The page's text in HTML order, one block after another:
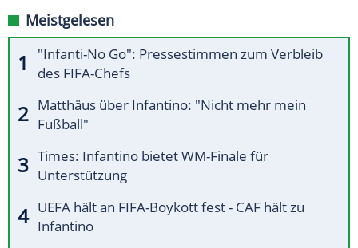
Meistgelesen
"Infanti-No Go": Pressestimmen zum Verbleib
des FIFA-Chefs
Matthäus über Infantino: "Nicht mehr mein
Fußball"
Times: Infantino bietet WM-Finale für
Unterstützung
UEFA hält an FIFA-Boykott fest - CAF hält zu
Infantino